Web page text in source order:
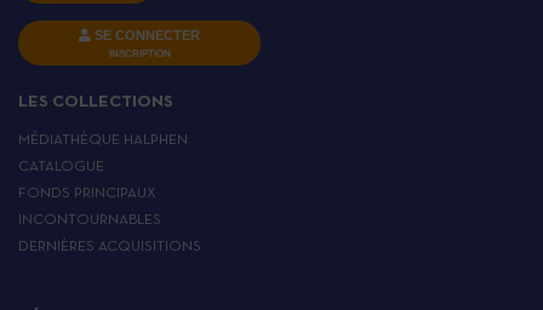
SE CONNECTER
INSCRIPTION
LES COLLECTIONS
MÉDIATHÈQUE HALPHEN
CATALOGUE
FONDS PRINCIPAUX
INCONTOURNABLES
DERNIÈRES ACQUISITIONS